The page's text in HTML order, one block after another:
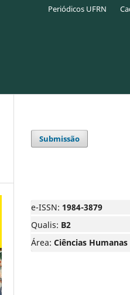
Periódicos UFRN
Submissão
e-ISSN: 1984-3879
Qualis: B2
Área: Ciências Humanas